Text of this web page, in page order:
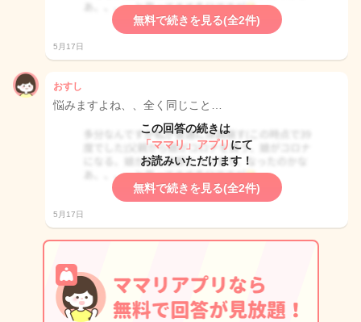
無料で続きを見る(全2件)
5月17日
おすし
悩みますよね、、全く同じこと…
この回答の続きは
「ママリ」アプリ にて
お読みいただけます！
無料で続きを見る(全2件)
5月17日